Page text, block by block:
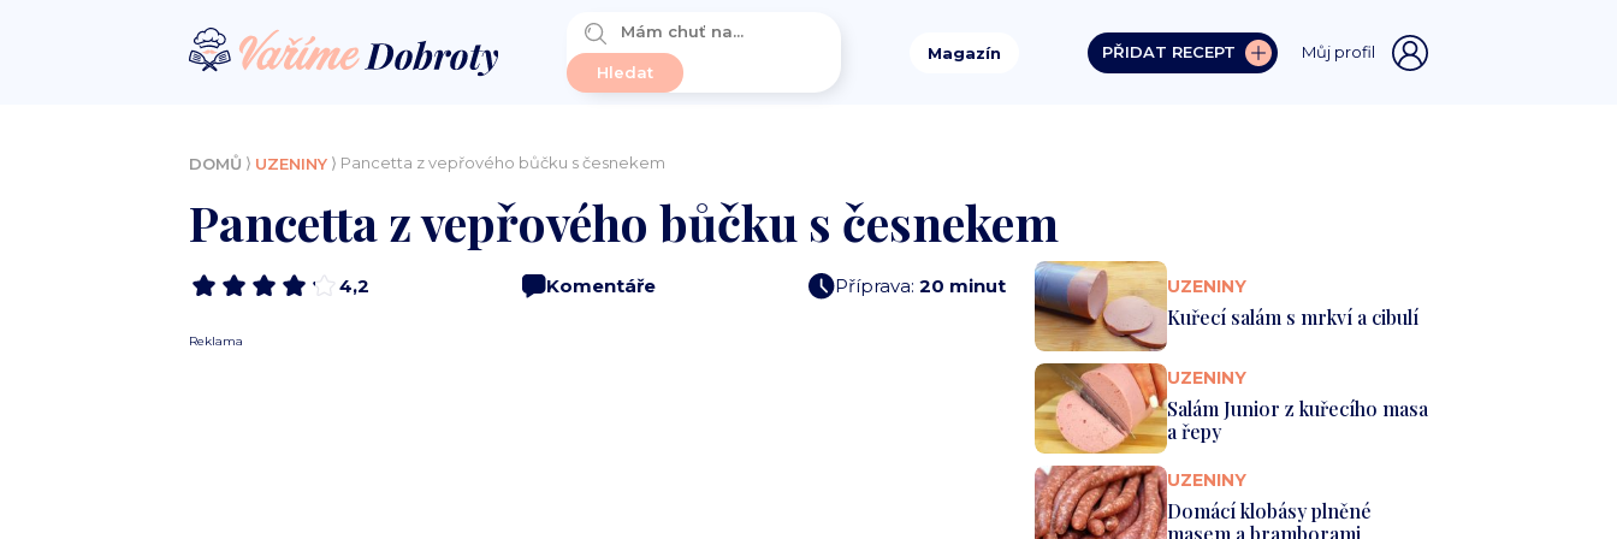
Magazín PŘIDAT RECEPT Můj profil
DOMŮ ⟩ UZENINY⟩ Pancetta z vepřového bůčku s česnekem
Pancetta z vepřového bůčku s česnekem
4,2 Komentáře Příprava: 20 minut
Reklama
UZENINY
Kuřecí salám s mrkví a cibulí
UZENINY
Salám Junior z kuřecího masa
a řepy
UZENINY
Domácí klobásy plněné
masem a bramborami